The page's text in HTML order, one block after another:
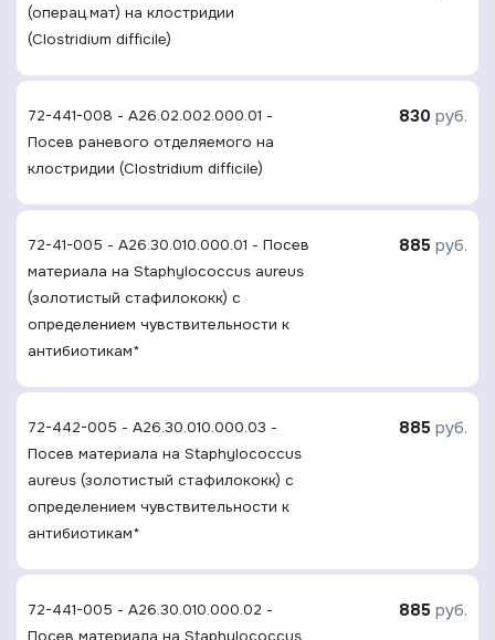
(операц.мат) на клостридии
(Clostridium difficile)
72-441-008 - A26.02.002.000.01 -
Посев раневого отделяемого на
клостридии (Clostridium difficile)
830 руб.
72-41-005 - A26.30.010.000.01 - Посев
материала на Staphylocосcus aureus
(золотистый стафилококк) с
определением чувcтвительности к
антибиотикам*
885 руб.
72-442-005 - A26.30.010.000.03 -
Посев материала на Staphylocосcus
aureus (золотистый стафилококк) с
определением чувcтвительности к
антибиотикам*
885 руб.
72-441-005 - A26.30.010.000.02 -
Посев материала на Staphylocосcus
885 руб.